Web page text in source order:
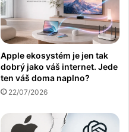
Apple ekosystém je jen tak
dobrý jako váš internet. Jede
ten váš doma naplno?
22/07/2026